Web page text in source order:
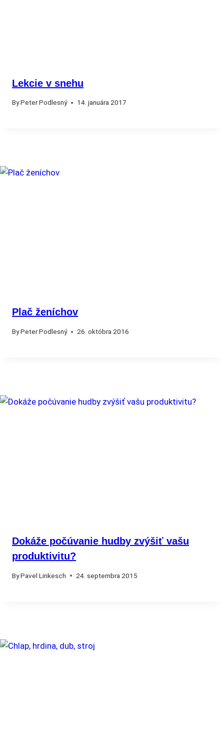
Lekcie v snehu
ByPeter Podlesný 14. januára 2017
Plač ženíchov
ByPeter Podlesný 26. októbra 2016
Dokáže počúvanie hudby zvýšiť vašu
produktivitu?
ByPavel Linkesch 24. septembra 2015